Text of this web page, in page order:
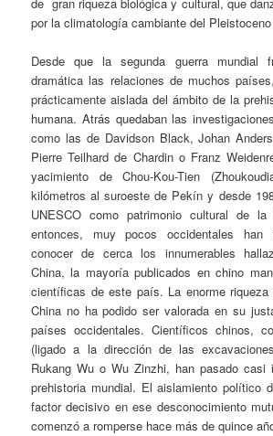
de gran riqueza biológica y cultural, que
por la climatología cambiante del
Desde que la segunda guerra mundial
dramática las relaciones de muchos
prácticamente aislada del ámbito de la
humana. Atrás quedaban las
como las de Davidson Black, Johan
Pierre Teilhard de Chardin o Franz
yacimiento de Chou-Kou-Tien
kilómetros al suroeste de Pekín y desde
UNESCO como patrimonio cultural de la
entonces, muy pocos occidentales han
conocer de cerca los innumerables
China, la mayoría publicados en chino
científicas de este país. La enorme
China no ha podido ser valorada en su
países occidentales. Científicos chinos,
(ligado a la dirección de las
Rukang Wu o Wu Zinzhi, han pasado casi
prehistoria mundial. El aislamiento político
factor decisivo en ese desconocimiento
comenzó a romperse hace más de quince